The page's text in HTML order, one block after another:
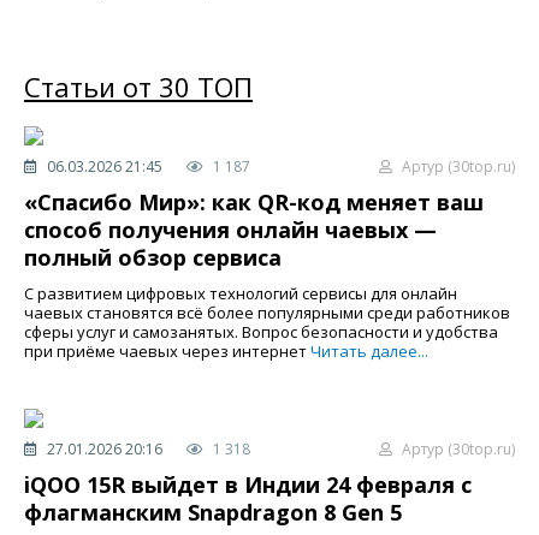
Статьи от 30 ТОП
06.03.2026 21:45 1 187 Артур (30top.ru)
«Спасибо Мир»: как QR-код меняет ваш
способ получения онлайн чаевых —
полный обзор сервиса
С развитием цифровых технологий сервисы для онлайн
чаевых становятся всё более популярными среди работников
сферы услуг и самозанятых. Вопрос безопасности и удобства
при приёме чаевых через интернетЧитать далее...
27.01.2026 20:16 1 318 Артур (30top.ru)
iQOO 15R выйдет в Индии 24 февраля с
флагманским Snapdragon 8 Gen 5